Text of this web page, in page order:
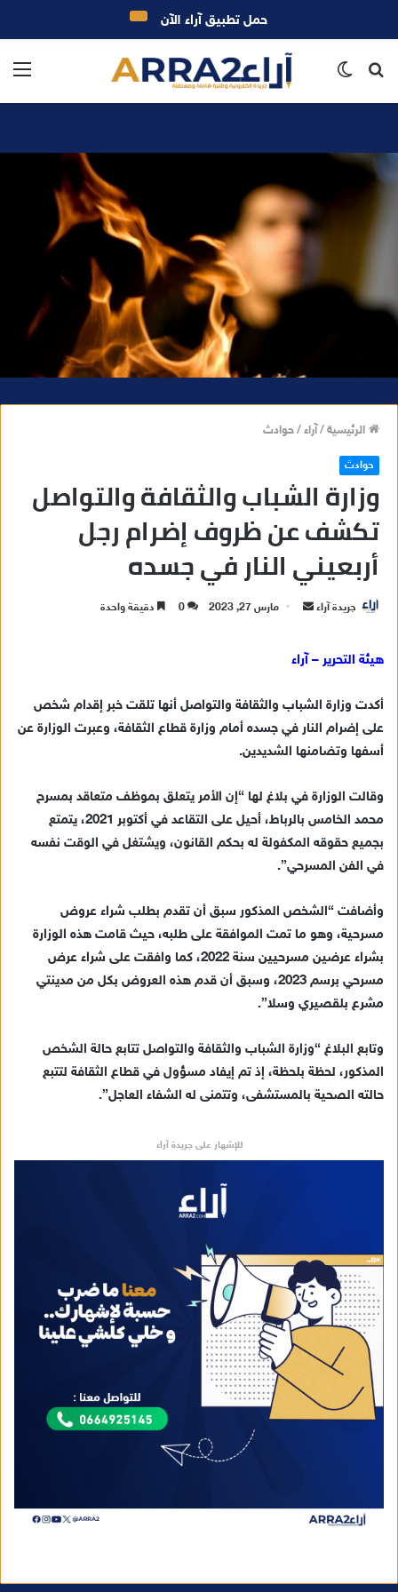
بحث
الرئيسية/آراء/حوادث
حوادث
وزارة الشباب والثقافة والتواصل
تكشف عن ظروف إضرام رجل
أربعيني النار في جسده
جريدة آراء
ر
ي
د
إ
ل
ك
ت
و
مارس 27, 2023 0 دقيقة واحدة
هيئة التحرير – آراء
أكدت وزارة الشباب والثقافة والتواصل أنها تلقت خبر إقدام شخص
على إضرام النار في جسده أمام وزارة قطاع الثقافة، وعبرت الوزارة عن
أسفها وتضامنها الشديدين.
وقالت الوزارة في بلاغ لها “إن الأمر يتعلق بموظف متعاقد بمسرح
محمد الخامس بالرباط، أحيل على التقاعد في أكتوبر 2021، يتمتع
بجميع حقوقه المكفولة له بحكم القانون، ويشتغل في الوقت نفسه
في الفن المسرحي”.
وأضافت “الشخص المذكور سبق أن تقدم بطلب شراء عروض
مسرحية، وهو ما تمت الموافقة على طلبه، حيث قامت هذه الوزارة
بشراء عرضين مسرحيين سنة 2022، كما وافقت على شراء عرض
مسرحي برسم 2023، وسبق أن قدم هذه العروض بكل من مدينتي
مشرع بلقصيري وسلا”.
وتابع البلاغ “وزارة الشباب والثقافة والتواصل تتابع حالة الشخص
المذكور، لحظة بلحظة، إذ تم إيفاد مسؤول في قطاع الثقافة لتتبع
حالته الصحية بالمستشفى، وتتمنى له الشفاء العاجل”.
للإشهار على جريدة آراء
حمل تطبيق آراء الآن